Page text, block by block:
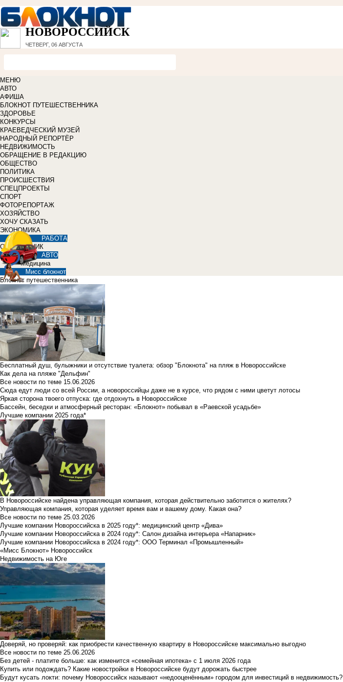
НОВОРОССИЙСК
ЧЕТВЕРГ, 06 АВГУСТА
МЕНЮ
АВТО
АФИША
БЛОКНОТ ПУТЕШЕСТВЕННИКА
ЗДОРОВЬЕ
КОНКУРСЫ
КРАЕВЕДЧЕСКИЙ МУЗЕЙ
НАРОДНЫЙ РЕПОРТЁР
НЕДВИЖИМОСТЬ
ОБРАЩЕНИЕ В РЕДАКЦИЮ
ОБЩЕСТВО
ПОЛИТИКА
ПРОИСШЕСТВИЯ
СПЕЦПРОЕКТЫ
СПОРТ
ФОТОРЕПОРТАЖ
ХОЗЯЙСТВО
ХОЧУ СКАЗАТЬ
ЭКОНОМИКА
РАБОТА
СПРАВОЧНИК
АВТО
Медицина
Мисс блокнот
Блокнот путешественника
Бесплатный душ, булыжники и отсутствие туалета: обзор "Блокнота" на пляж в Новороссийске
Как дела на пляже "Дельфин"
Все новости по теме 15.06.2026
Сюда едут люди со всей России, а новороссийцы даже не в курсе, что рядом с ними цветут лотосы
Яркая сторона твоего отпуска: где отдохнуть в Новороссийске
Бассейн, беседки и атмосферный ресторан: «Блокнот» побывал в «Раевской усадьбе»
Лучшие компании 2025 года*
В Новороссийске найдена управляющая компания, которая действительно заботится о жителях?
Управляющая компания, которая уделяет время вам и вашему дому. Какая она?
Все новости по теме 25.03.2026
Лучшие компании Новороссийска в 2025 году*: медицинский центр «Дива»
Лучшие компании Новороссийска в 2024 году*: Салон дизайна интерьера «Напарник»
Лучшие компании Новороссийска в 2024 году*: ООО Терминал «Промышленный»
«Мисс Блокнот» Новороссийск
Недвижимость на Юге
Доверяй, но проверяй: как приобрести качественную квартиру в Новороссийске максимально выгодно
Все новости по теме 25.06.2026
Без детей - платите больше: как изменится «семейная ипотека» с 1 июля 2026 года
Купить или подождать? Какие новостройки в Новороссийске будут дорожать быстрее
Будут кусать локти: почему Новороссийск называют «недооценённым» городом для инвестиций в недвижимость?